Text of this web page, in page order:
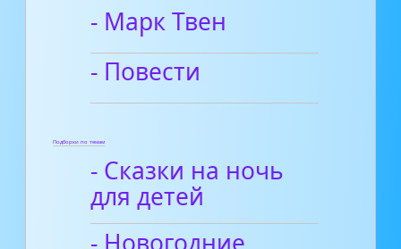
- Марк Твен
- Повести
Подборки по темам
- Сказки на ночь
для детей